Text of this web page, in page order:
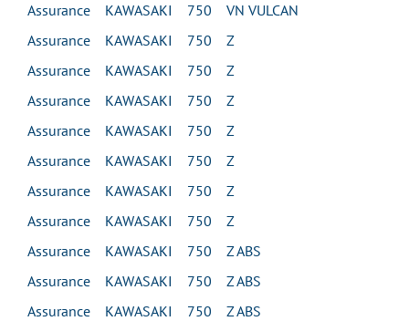
Assurance KAWASAKI 750 VN VULCAN
Assurance KAWASAKI 750 Z
Assurance KAWASAKI 750 Z
Assurance KAWASAKI 750 Z
Assurance KAWASAKI 750 Z
Assurance KAWASAKI 750 Z
Assurance KAWASAKI 750 Z
Assurance KAWASAKI 750 Z
Assurance KAWASAKI 750 Z ABS
Assurance KAWASAKI 750 Z ABS
Assurance KAWASAKI 750 Z ABS